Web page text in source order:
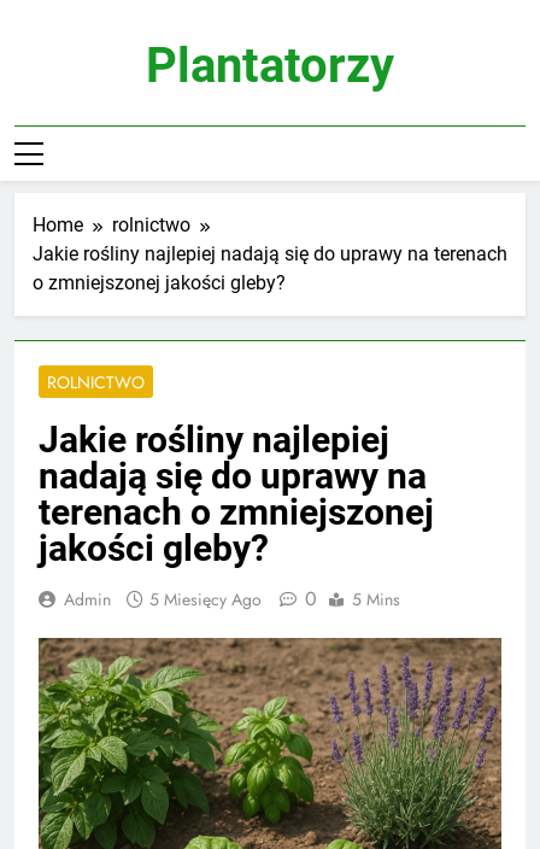
Plantatorzy
Home
rolnictwo
Jakie rośliny najlepiej nadają się do uprawy na terenach
o zmniejszonej jakości gleby?
ROLNICTWO
Jakie rośliny najlepiej
nadają się do uprawy na
terenach o zmniejszonej
jakości gleby?
Admin 5 Miesięcy Ago 0 5 Mins